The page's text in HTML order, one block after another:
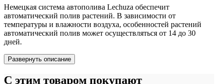
Немецкая система автополива Lechuza обеспечит
автоматический полив растений. В зависимости от
температуры и влажности воздуха, особенностей растений
автоматический полив может осуществляться от 14 до 30
дней.
Развернуть описание
С этим товаром покупают